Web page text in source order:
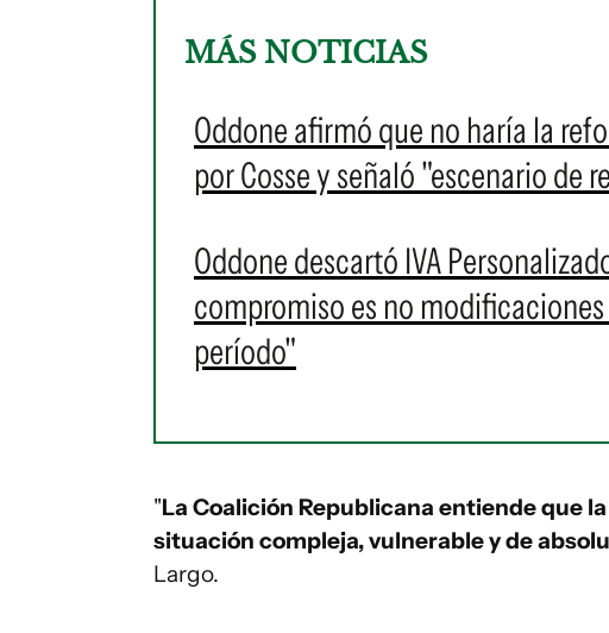
MÁS NOTICIAS
Oddone afirmó que no haría la
por Cosse y señaló "escenario de
Oddone descartó IVA
compromiso es no
período"
"La Coalición Republicana entiende que
situación compleja, vulnerable y de
Largo.